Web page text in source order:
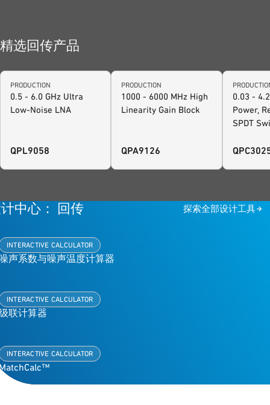
QPA2211 GaN 功率放大器
上电和下电的例子. 请访问
我们的设计中心，以便找到
更多的设计工具和计算方
式，帮助你更快、更有效地
支持，请联系 tool-
精选回传产品
PRODUCTION
0.5 - 6.0 GHz Ultra
Low-Noise LNA
QPL9058
PRODUCTION
1000 - 6000 MHz High
Linearity Gain Block
QPA9126
0.03 -
Power,
SPDT
中心： 回传 探索全部设计工具
INTERACTIVE CALCULATOR
声系数与噪声温度计算器
INTERACTIVE CALCULATOR
联计算器
INTERACTIVE CALCULATOR